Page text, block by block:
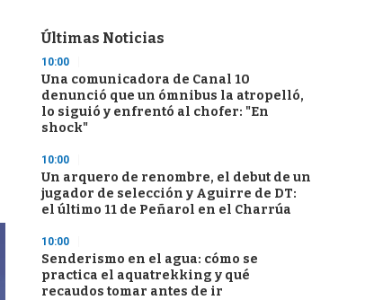
Últimas Noticias
10:00
Una comunicadora de Canal 10
denunció que un ómnibus la atropelló,
lo siguió y enfrentó al chofer: "En
shock"
10:00
Un arquero de renombre, el debut de un
jugador de selección y Aguirre de DT:
el último 11 de Peñarol en el Charrúa
10:00
Senderismo en el agua: cómo se
practica el aquatrekking y qué
recaudos tomar antes de ir